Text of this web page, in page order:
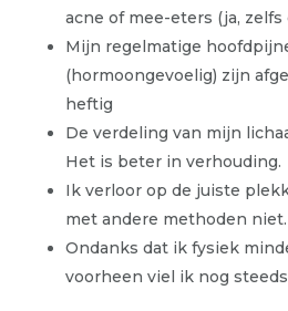
acne of mee-eters (ja,
Mijn regelmatige
(hormoongevoelig) zijn
heftig
De verdeling van mijn
Het is beter in verhouding.
Ik verloor op de juiste
met andere methoden niet.
Ondanks dat ik fysiek
voorheen viel ik nog steeds